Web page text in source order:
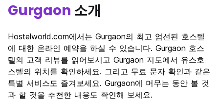
Gurgaon 소개
Hostelworld.com에서는 Gurgaon의 최고 엄선된 호스텔
에 대한 온라인 예약을 하실 수 있습니다. Gurgaon 호스
텔의 고객 리뷰를 읽어보시고 Gurgaon 지도에서 유스호
스텔의 위치를 확인하세요. 그리고 무료 문자 확인과 같은
특별 서비스도 즐겨보세요. Gurgaon에 머무는 동안 볼 것
과 할 것을 추천한 내용도 확인해 보세요.